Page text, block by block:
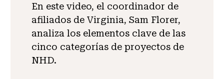
En este video, el coordinador de
afiliados de Virginia, Sam Florer,
analiza los elementos clave de las
cinco categorías de proyectos de
NHD.